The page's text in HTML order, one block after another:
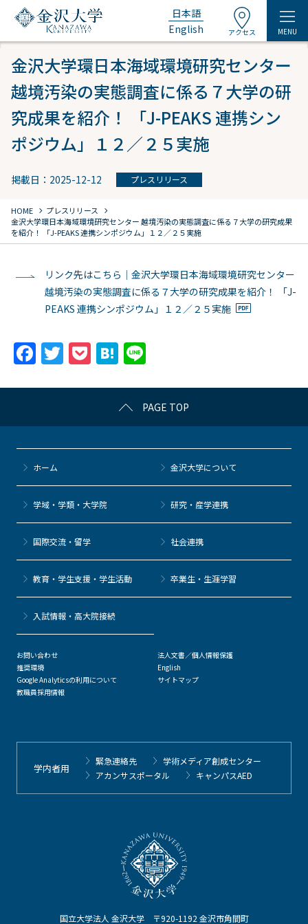
日本語
English
アクセス MENU
金沢大学環日本海域環境研究センター
越境汚染の実態調査に係る７大学の研
究成果を紹介！ 「J-PEAKS 連携シン
ポジウム」１２／２５実施
掲載日：2025-12-12 プレスリリース
HOME chevron_right プレスリリース chevron_right
金沢大学環日本海域環境研究センター 越境汚染の実態調査に係る７大学の研究成果
を紹介！ 「J-PEAKS 連携シンポジウム」１２／２５実施
リンク先はこちら｜金沢大学環日本海域環境研究センター
越境汚染の実態調査に係る７大学の研究成果を紹介！ 「J-
PEAKS 連携シンポジウム」１２／２５実施
F
c
e
b
o
o
k
T
itt
er
P
c
k
et
H
e
n
a
e
PAGE TOP
国立大学法人 金沢大学 〒920-1192 金沢市角間町
ホーム 金沢大学について
学域・学類・大学院 研究・産学連携
国際交流・留学 社会連携
教育・学生支援・学生活動 卒業生・生涯学習
⼊試情報・高大院接続
お問い合わせ
推奨環境
Google Analyticsの利用について
教職員採用情報
法人文書／個人情報保護
English
サイトマップ
学内者用
緊急連絡先
学術メディア創成センター
アカンサスポータル
キャンパスAED